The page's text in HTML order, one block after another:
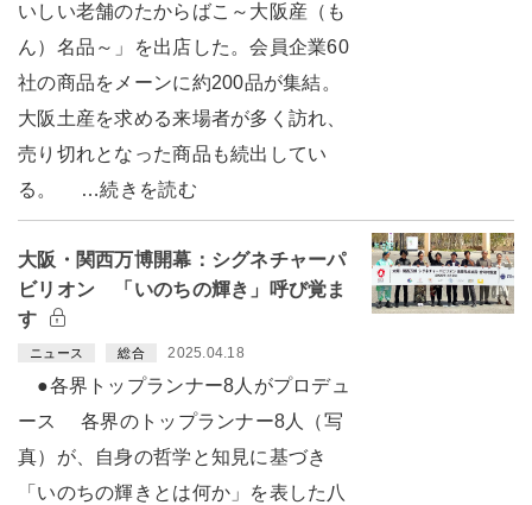
いしい老舗のたからばこ～大阪産（も
ん）名品～」を出店した。会員企業60
社の商品をメーンに約200品が集結。
大阪土産を求める来場者が多く訪れ、
売り切れとなった商品も続出してい
る。 …続きを読む
大阪・関西万博開幕：シグネチャーパ
ビリオン 「いのちの輝き」呼び覚ま
す
ニュース 総合 2025.04.18
●各界トップランナー8人がプロデュ
ース 各界のトップランナー8人（写
真）が、自身の哲学と知見に基づき
「いのちの輝きとは何か」を表した八